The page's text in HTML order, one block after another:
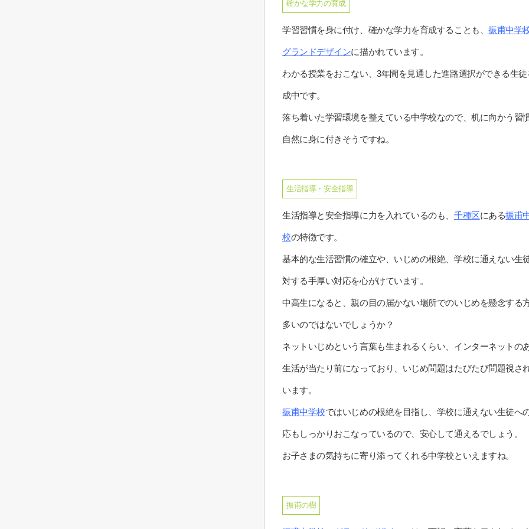
確かな学力の育成
学習習慣を身に付け、確かな学力を育成することも、振甫中学
グランドデザインに描かれています。
わかる授業をおこない、3年間を見通した進路選択ができる生
成中です。
落ち着いた学習環境を整えている中学校なので、机に向かう習
自然に身に付きそうですね。
生活指導・安全指導
生活指導と安全指導に力を入れているのも、 千種区にある振甫
校の特徴です。
基本的な生活習慣の確立や、いじめの根絶、学校に通えない生
対する手厚い対応を心がけています。
中高生になると、親の目の届かない場所でのいじめを懸念する
多いのではないでしょうか？
ネットいじめという言葉も生まれるくらい、インターネットの
生活が当たり前になっており、いじめ問題はたびたび問題視さ
います。
振甫中学校ではいじめの根絶を目指し、学校に通えない生徒へ
応もしっかりおこなっているので、安心して通えるでしょう。
お子さまの気持ちに寄り添ってくれる中学校といえますね。
振甫の樹